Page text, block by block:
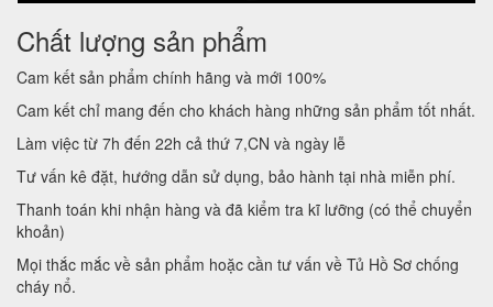
Chất lượng sản phẩm
Cam kết sản phẩm chính hãng và mới 100%
Cam kết chỉ mang đến cho khách hàng những sản phẩm tốt nhất.
Làm việc từ 7h đến 22h cả thứ 7,CN và ngày lễ
Tư vấn kê đặt, hướng dẫn sử dụng, bảo hành tại nhà miễn phí.
Thanh toán khi nhận hàng và đã kiểm tra kĩ lưỡng (có thể chuyển
khoản)
Mọi thắc mắc về sản phẩm hoặc cần tư vấn về Tủ Hồ Sơ chống
cháy nổ.